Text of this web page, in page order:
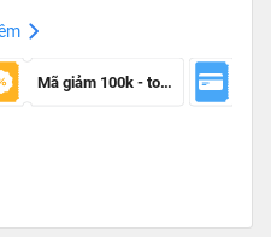
Mã giảm 100k - toàn sàn